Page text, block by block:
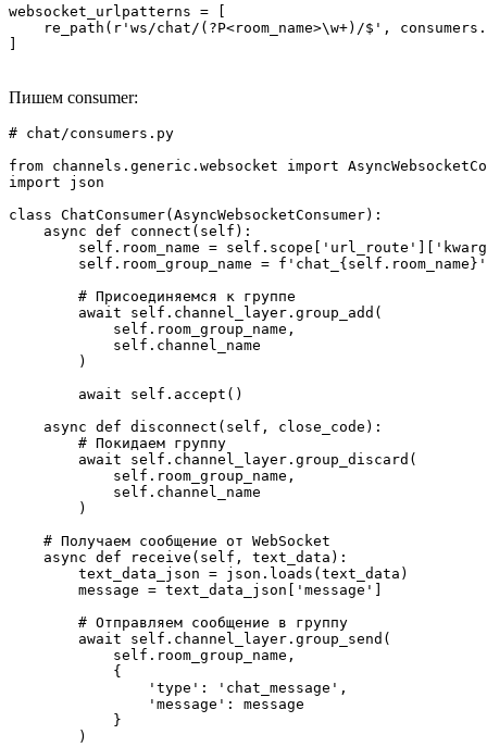
websocket_urlpatterns = [
re_path(r'ws/chat/(?P<room_name>\w+)/$',
Пишем consumer:
# chat/consumers.py
from channels.generic.websocket import
import json
class ChatConsumer(AsyncWebsocketConsumer):
    async def connect(self):
self.room_name =
        self.room_group_name = f'chat_{self.room_name}'
        # Присоединяемся к группе
        await self.channel_layer.group_add(
            self.room_group_name,
            self.channel_name
        )
        await self.accept()
    async def disconnect(self, close_code):
        # Покидаем группу
        await self.channel_layer.group_discard(
            self.room_group_name,
            self.channel_name
        )
    # Получаем сообщение от WebSocket
    async def receive(self, text_data):
        text_data_json = json.loads(text_data)
        message = text_data_json['message']
        # Отправляем сообщение в группу
        await self.channel_layer.group_send(
            self.room_group_name,
            {
                'type': 'chat_message',
                'message': message
            }
        )